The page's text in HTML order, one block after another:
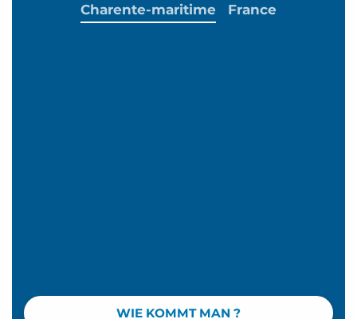
WIE KOMMT MAN ?
Charente-maritime France